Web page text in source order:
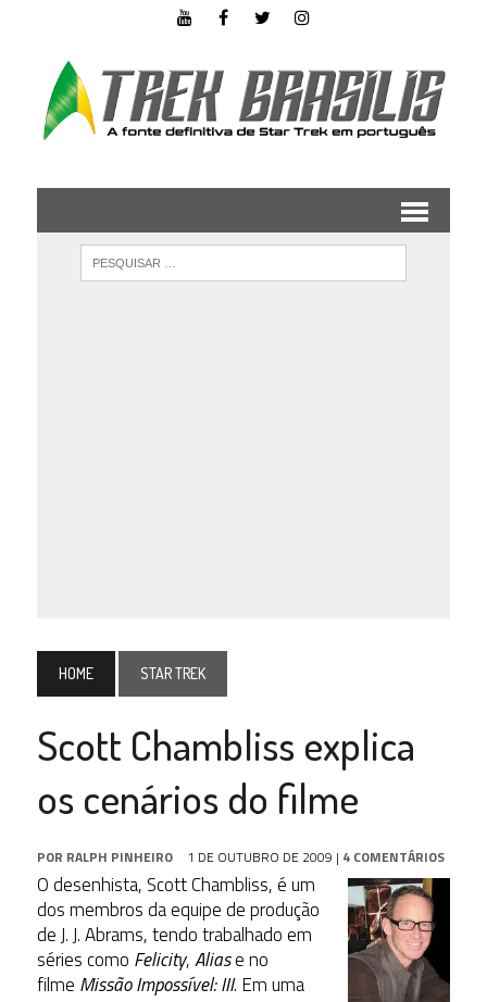
HOME STAR TREK
Scott Chambliss explica
os cenários do filme
POR RALPH PINHEIRO 1 DE OUTUBRO DE 2009 | 4 COMENTÁRIOS
O desenhista, Scott Chambliss, é um
dos membros da equipe de produção
de J. J. Abrams, tendo trabalhado em
séries como Felicity,Aliase no
filme Missão Impossível: III. Em uma